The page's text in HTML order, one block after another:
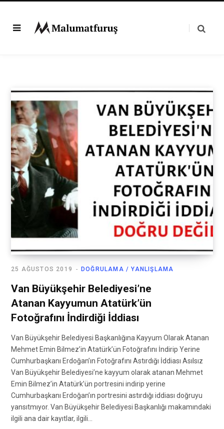
DOĞRULAMA / YANLIŞLAMA
25 AĞUSTOS 2019
Van Büyükşehir Belediyesi’ne
Atanan Kayyumun Atatürk’ün
Fotoğrafını İndirdiği İddiası
Van Büyükşehir Belediyesi Başkanlığına Kayyum Olarak Atanan
Mehmet Emin Bilmez’in Atatürk’ün Fotoğrafını İndirip Yerine
Cumhurbaşkanı Erdoğan’ın Fotoğrafını Astırdığı İddiası Asılsız
Van Büyükşehir Belediyesi’ne kayyum olarak atanan Mehmet
Emin Bilmez’in Atatürk’ün portresini indirip yerine
Cumhurbaşkanı Erdoğan’ın portresini astırdığı iddiası doğruyu
yansıtmıyor. Van Büyükşehir Belediyesi Başkanlığı makamındaki
ilgili ana dair kayıtlar, ilgili…